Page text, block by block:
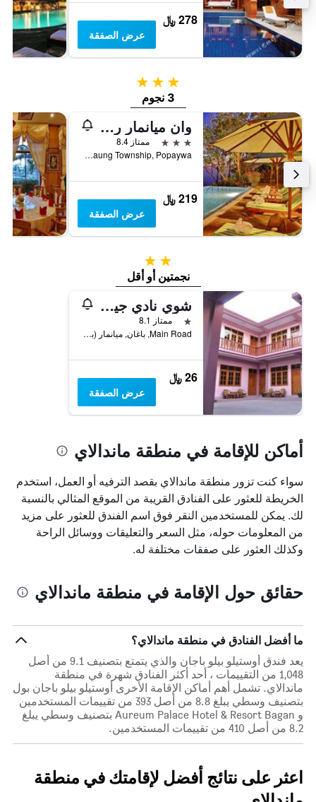
278 ﷼
عرض الصفقة
3 نجوم
3 نجوم
وان ميانمار ريزورت
3 نجوم
ممتاز 8.4
Mt. Popa, Kyauk Padaung Township, Popaywa, ميانمار (بورما)
219 ﷼
عرض الصفقة
2 نجمتين
نجمتين أو أقل
شوي نادي جيست هاوس
نجمة واحدة
ممتاز 8.1
Main Road, باغان, ميانمار (بورما)
26 ﷼
عرض الصفقة
أماكن للإقامة في منطقة ماندالاي
سواء كنت تزور منطقة ماندالاي بقصد الترفيه أو العمل، استخدم
الخريطة للعثور على الفنادق القريبة من الموقع المثالي بالنسبة
لك. يمكن للمستخدمين النقر فوق اسم الفندق للعثور على مزيد
من المعلومات حوله، مثل السعر والتعليقات ووسائل الراحة
وكذلك العثور على صفقات مختلفة له.
حقائق حول الإقامة في منطقة ماندالاي
ما أفضل الفنادق في منطقة ماندالاي؟
يعد فندق أوستيلو بيلو باجان والذي يتمتع بتصنيف 9.1 من أصل
1,048 من التقييمات ، أحد أكثر الفنادق شهرة في منطقة
ماندالاي. تشمل أهم أماكن الإقامة الأخرى أوستيلو بيلو باجان بول
بتصنيف وسطي يبلغ 8.8 من أصل 393 من تقييمات المستخدمين
و Aureum Palace Hotel & Resort Bagan بتصنيف وسطي يبلغ
8.2 من أصل 410 من تقييمات المستخدمين.
اعثر على نتائج أفضل لإقامتك في منطقة